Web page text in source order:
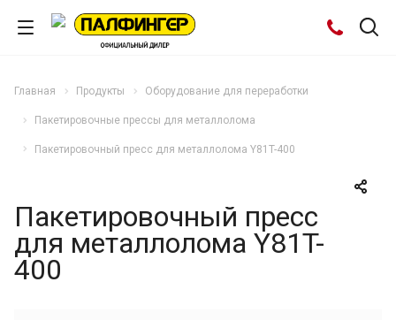
Главная Продукты Оборудование для переработки
Пакетировочные прессы для металлолома
Пакетировочный пресс для металлолома Y81T-400
Пакетировочный пресс
для металлолома Y81T-
400